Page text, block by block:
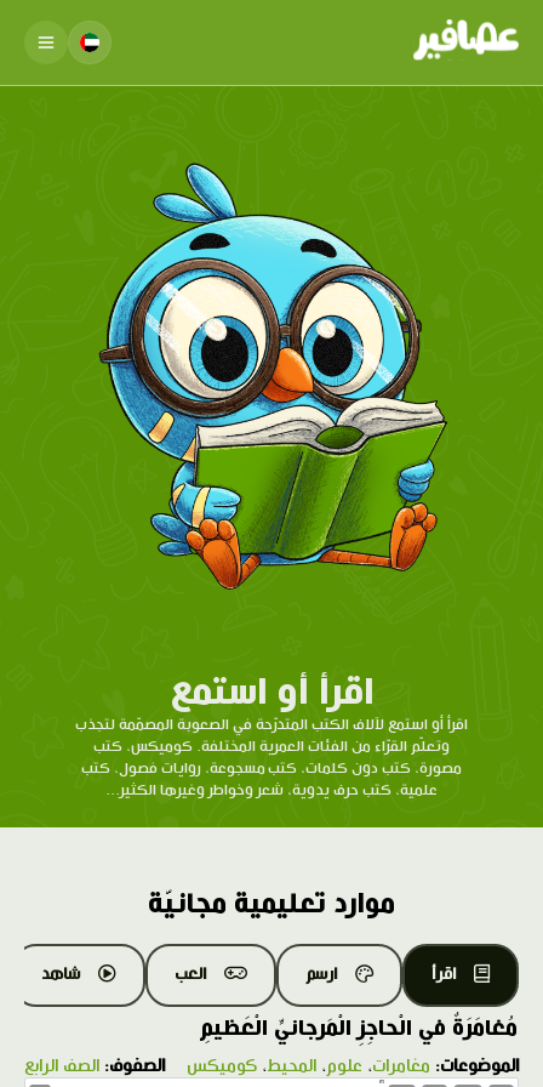
اقرأ أو استمع
اقرأ أو استمع لآلاف الكتب المتدرّحة في الصعوبة المصمّمة لتجذب
وتعلّم القرّاء من الفئات العمرية المختلفة. كوميكس، كتب
مصورة، كتب دون كلمات، كتب مسجوعة، روايات فصول، كتب
علمية، كتب حرف يدوية، شعر وخواطر وغيرها الكثير...
موارد تعليمية مجانيّة
اقرأ ارسم العب شاهد
مُغامَرَةٌ في الْحاجِزِ الْمَرجانيِّ الْعَظيمِ
الموضوعات: مغامرات، علوم، المحيط، كوميكس الصفوف: الصف الرابع